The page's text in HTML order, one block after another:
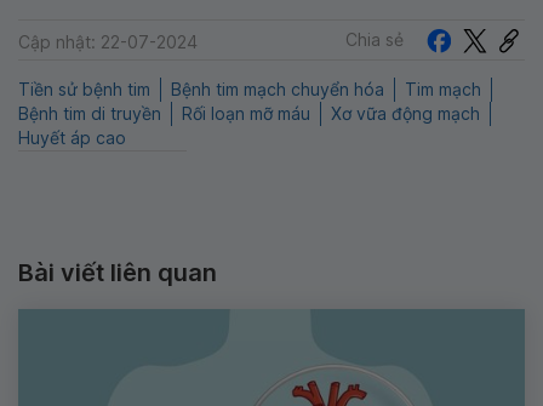
Cập nhật: 22-07-2024 Chia sẻ
Tiền sử bệnh tim Bệnh tim mạch chuyển hóa
Tim mạch
Bệnh tim di truyền
Rối loạn mỡ máu
Xơ vữa động mạch
Huyết áp cao
Bài viết liên quan